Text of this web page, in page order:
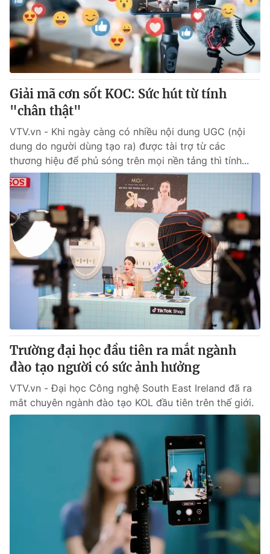
Hitech Công nghệ tương lai
Sản phẩm
Thị trường
Tư vấn
Giao lưu trực tuyến
Lịch phát sóng
Chuyên mục khác
Emagazine
Photo Infographic
Video Shorts video
VTV Money VTV Thể thao
VTV Sức khoẻ Bất động sản
Thị trường 24h Tấm lòng Việt
VTV4 Vươn mình bằng AI
VTV9 VTV8
Liên hệ tòa soạn English
Theo dõi báo trên
Cơ quan chủ quản:Đài Truyền hình Việt Nam
Giải mã cơn sốt KOC: Sức hút từ tính
"chân thật"
VTV.vn - Khi ngày càng có nhiều nội dung UGC (nội
dung do người dùng tạo ra) được tài trợ từ các
thương hiệu để phủ sóng trên mọi nền tảng thì tính...
Trường đại học đầu tiên ra mắt ngành
đào tạo người có sức ảnh hưởng
VTV.vn - Đại học Công nghệ South East Ireland đã ra
mắt chuyên ngành đào tạo KOL đầu tiên trên thế giới.